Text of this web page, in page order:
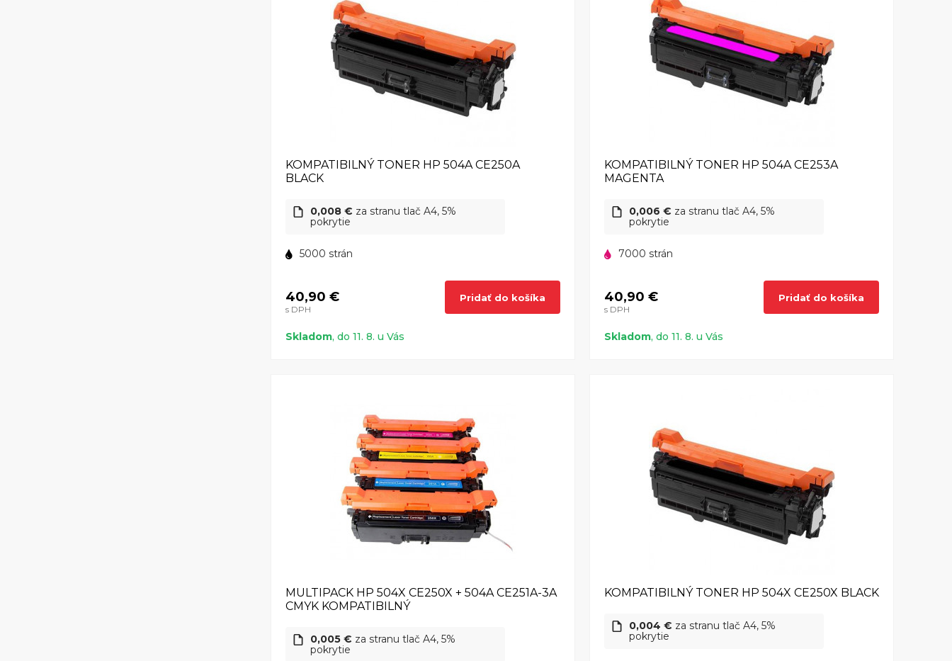
KOMPATIBILNÝ TONER HP 504A CE250A
BLACK
0,008 € za stranu tlač A4, 5%
pokrytie
5000 strán
40,90 €
s DPH
Pridať do košíka
Skladom, do 11. 8. u Vás
KOMPATIBILNÝ TONER HP 504A CE253A
MAGENTA
0,006 € za stranu tlač A4, 5%
pokrytie
7000 strán
40,90 €
s DPH
Pridať do košíka
Skladom, do 11. 8. u Vás
MULTIPACK HP 504X CE250X + 504A CE251A-3A
CMYK KOMPATIBILNÝ
0,005 € za stranu tlač A4, 5%
pokrytie
KOMPATIBILNÝ TONER HP 504X CE250X BLACK
0,004 € za stranu tlač A4, 5%
pokrytie